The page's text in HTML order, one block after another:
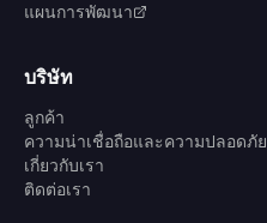
แผนการพัฒนา
บริษัท
ลูกค้า
ความน่าเชื่อถือและความปลอดภัย
เกี่ยวกับเรา
ติดต่อเรา